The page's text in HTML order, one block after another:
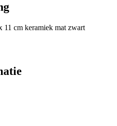
11 cm keramiek mat zwart